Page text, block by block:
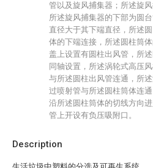
Description
管以及旋风捕集器；所述旋
所述旋风捕集器的下部为圆
直径大于其下端直径，所述
体的下端连接，所述圆柱筒
盖上设置有圆柱出风管，所
同轴设置，所述涡轮式高压
与所述圆柱出风管连通，所
过喷射管与所述圆柱筒体连
沿所述圆柱筒体的切线方向
管上开设有负压吸附口。